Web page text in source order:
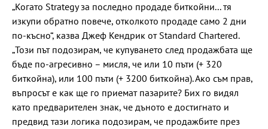
„Когато Strategy за последно продаде биткойни... тя
изкупи обратно повече, отколкото продаде само 2 дни
по-късно“, казва Джеф Кендрик от Standard Chartered.
„Този ​​път подозирам, че купуването след продажбата ще
бъде по-агресивно – мисля, че или 10 пъти (+ 320
биткойна), или 100 пъти (+ 3200 биткойна). Ако съм прав,
въпросът е как ще го приемат пазарите? Бих го видял
като предварителен знак, че дъното е достигнато и
предвид тази логика подозирам, че продажбите през